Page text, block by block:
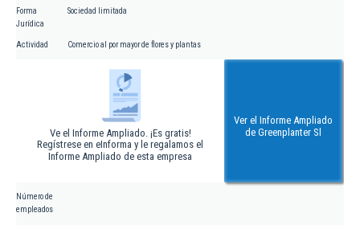
Forma
Jurídica
Sociedad limitada
Actividad Comercio al por mayor de flores y plantas
Ve el Informe Ampliado. ¡Es gratis!
Regístrese en eInforma y le regalamos el
Informe Ampliado de esta empresa
Ver el Informe Ampliado
de Greenplanter Sl
Número de
empleados